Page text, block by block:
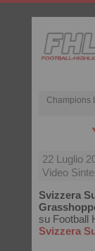
Champions
22 Luglio
Video
Svizzera
su Football
Svizzera